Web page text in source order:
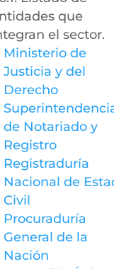
que
el sector.
Ministerio de
Justicia y del
Derecho
de Notariado y
Registro
Registraduría
Nacional de
Civil
Procuraduría
General de la
Nación